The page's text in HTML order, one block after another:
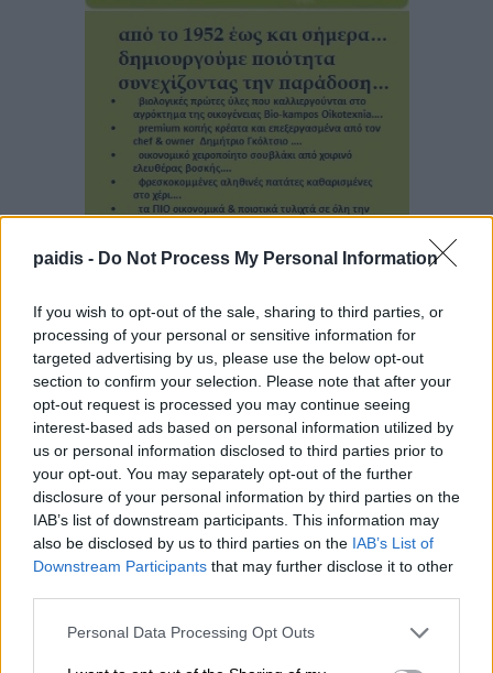
paidis - Do Not Process My Personal Information
If you wish to opt-out of the sale, sharing to third parties, or
processing of your personal or sensitive information for
targeted advertising by us, please use the below opt-out
section to confirm your selection. Please note that after your
opt-out request is processed you may continue seeing
interest-based ads based on personal information utilized by
us or personal information disclosed to third parties prior to
your opt-out. You may separately opt-out of the further
disclosure of your personal information by third parties on the
IAB’s list of downstream participants. This information may
also be disclosed by us to third parties on the IAB’s List of
Downstream Participants that may further disclose it to other
Personal Data Processing Opt Outs
▌ΤΕΛΕΥΤΑΙΑ ΝΕΑ